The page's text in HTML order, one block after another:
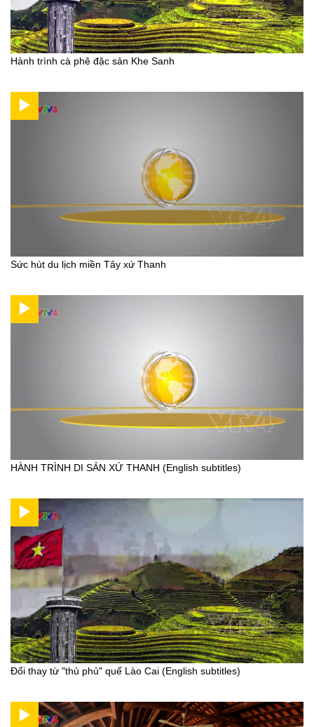
Hành trình cà phê đặc sản Khe Sanh
Sức hút du lịch miền Tây xứ Thanh
HÀNH TRÌNH DI SẢN XỨ THANH (English subtitles)
Đổi thay từ "thủ phủ" quế Lào Cai (English subtitles)